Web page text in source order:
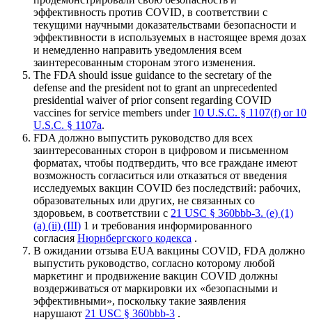
эффективность против COVID, в соответствии с
текущими научными доказательствами безопасности и
эффективности в используемых в настоящее время дозах
и немедленно направить уведомления всем
заинтересованным сторонам этого изменения.
The FDA should issue guidance to the secretary of the
defense and the president not to grant an unprecedented
presidential waiver of prior consent regarding COVID
vaccines for service members under 10 U.S.C. § 1107(f) or 10
U.S.C. § 1107a.
FDA должно выпустить руководство для всех
заинтересованных сторон в цифровом и письменном
форматах, чтобы подтвердить, что все граждане имеют
возможность согласиться или отказаться от введения
исследуемых вакцин COVID без последствий: рабочих,
образовательных или других, не связанных со
здоровьем, в соответствии с 21 USC § 360bbb-3. (e) (1)
(a) (ii) (III) 1 и требования информированного
согласия Нюрнбергского кодекса .
В ожидании отзыва EUA вакцины COVID, FDA должно
выпустить руководство, согласно которому любой
маркетинг и продвижение вакцин COVID должны
воздерживаться от маркировки их «безопасными и
эффективными», поскольку такие заявления
нарушают 21 USC § 360bbb-3 .